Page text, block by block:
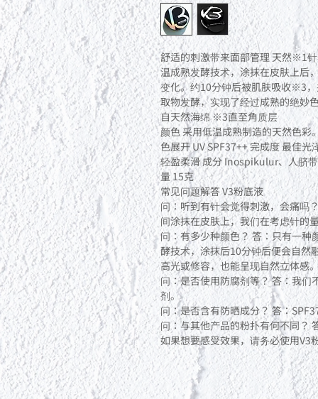
舒适的刺激带来面部管理 天然※1
温成熟发酵技术，涂抹在皮肤上后
变化。约10分钟后被肌肤吸收※3
取物发酵，实现了经过成熟的绝妙
自天然海绵 ※3直至角质层
颜色 采用低温成熟制造的天然色
色展开 UV SPF37++ 完成度 最佳
轻盈柔滑 成分 Inospikulur、人脐
量 15克
常见问题解答 V3粉底液
问：听到有针会觉得刺激，会痛吗
间涂抹在皮肤上，我们在考虑针的
问：有多少种颜色？ 答：只有一种
酵技术，涂抹后10分钟后便会自然
高光或修容，也能呈现自然立体感
问：是否使用防腐剂等？ 答：我
剂。
问：是否含有防晒成分？ 答：
问：与其他产品的粉扑有何不同？
如果想要感受效果，请务必使用V3